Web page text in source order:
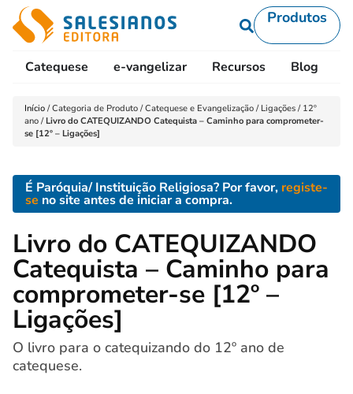
Produtos
Catequese e-vangelizar Recursos Blog
Início /Categoria de Produto /Catequese e Evangelização / Ligações / 12º
ano /Livro do CATEQUIZANDO Catequista – Caminho para comprometer-
se [12º – Ligações]
É Paróquia/ Instituição Religiosa? Por favor, registe-
se no site antes de iniciar a compra.
Livro do CATEQUIZANDO
Catequista – Caminho para
comprometer-se [12º –
Ligações]
O livro para o catequizando do 12º ano de
catequese.